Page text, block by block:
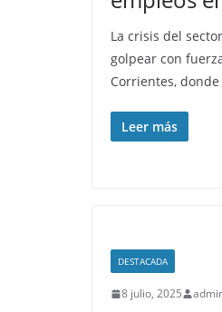
La crisis del
golpear con
Corrientes,
Leer más
DESTACADA
8 julio, 2025